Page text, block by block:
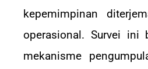
kepemimpinan
operasional. Survei ini
mekanisme